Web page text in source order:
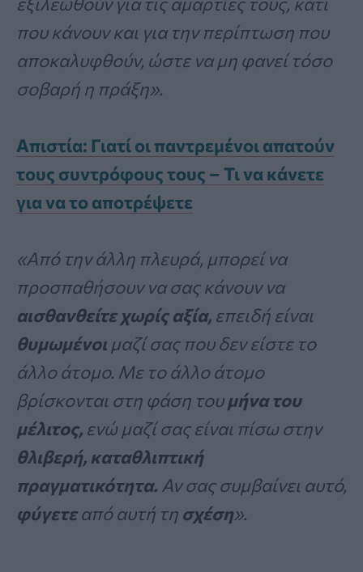
που κάνουν και για την περίπτωση που
αποκαλυφθούν, ώστε να μη φανεί τόσο
σοβαρή η πράξη».
Απιστία: Γιατί οι παντρεμένοι απατούν
τους συντρόφους τους – Τι να κάνετε
για να το αποτρέψετε
«Από την άλλη πλευρά, μπορεί να
προσπαθήσουν να σας κάνουν να
αισθανθείτε χωρίς αξία, επειδή είναι
θυμωμένοι μαζί σας που δεν είστε το
άλλο άτομο. Με το άλλο άτομο
βρίσκονται στη φάση τουμήνα του
μέλιτος, ενώ μαζί σας είναι πίσω στην
θλιβερή, καταθλιπτική
πραγματικότητα. Αν σας συμβαίνει αυτό,
φύγετεαπό αυτή τη σχέση».